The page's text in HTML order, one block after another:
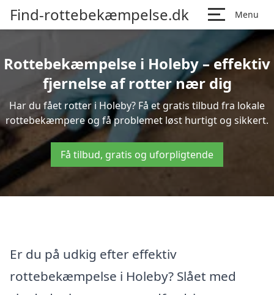
Find-rottebekæmpelse.dk Menu
Rottebekæmpelse i Holeby – effektiv
fjernelse af rotter nær dig
Har du fået rotter i Holeby? Få et gratis tilbud fra lokale
rottebekæmpere og få problemet løst hurtigt og sikkert.
Få tilbud, gratis og uforpligtende
Er du på udkig efter effektiv
rottebekæmpelse i Holeby? Slået med